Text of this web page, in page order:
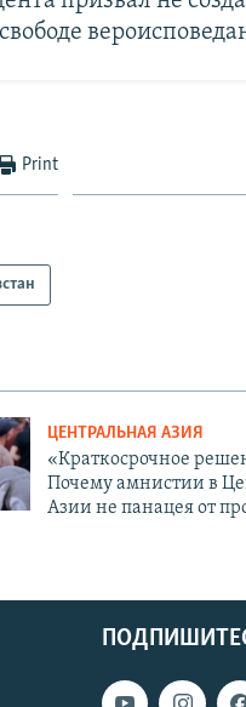
Print
ЦЕНТРАЛЬНАЯ АЗИЯ
«Краткосрочное
Почему амнистии в
Азии не панацея от